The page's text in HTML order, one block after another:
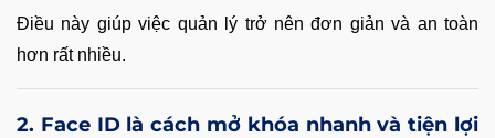
Điều này giúp việc quản lý trở nên đơn giản và an toàn
hơn rất nhiều.
2. Face ID là cách mở khóa nhanh và tiện lợi